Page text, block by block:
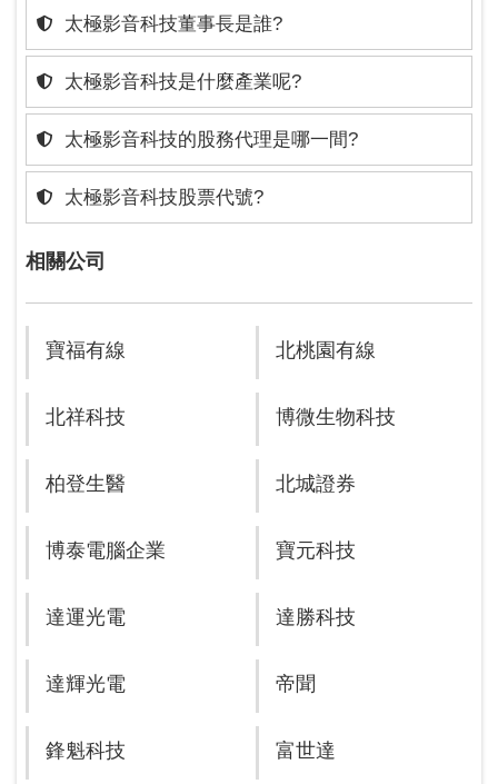
太極影音科技董事長是誰?
太極影音科技是什麼產業呢?
太極影音科技的股務代理是哪一間?
太極影音科技股票代號?
相關公司
寶福有線 北桃園有線
北祥科技 博微生物科技
柏登生醫 北城證券
博泰電腦企業 寶元科技
達運光電 達勝科技
達輝光電 帝聞
鋒魁科技 富世達